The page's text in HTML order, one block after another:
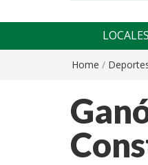
El LOCALES
Home /